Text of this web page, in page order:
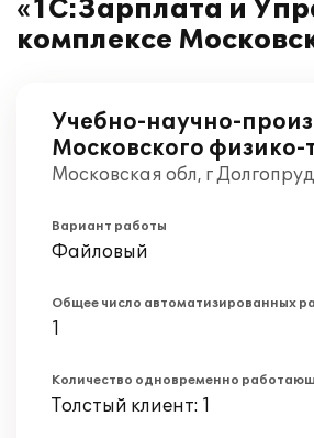
«1С:Зарплата и
комплексе
Учебно-научно-
Московского физико-
Московская обл, г
Вариант работы
Файловый
Общее число автоматизированных
1
Количество одновременно
Толстый клиент: 1